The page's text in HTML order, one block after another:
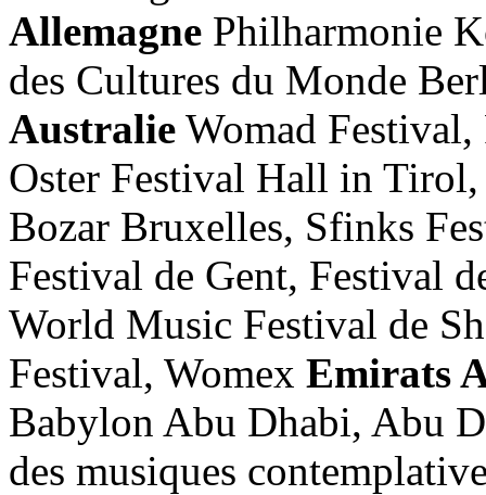
Allemagne Philharmonie
des Cultures du Monde
Australie Womad Festival,
Oster Festival Hall in
Bozar Bruxelles, Sfinks
Festival de Gent, Festival
World Music Festival de
Festival, Womex Emirats
Babylon Abu Dhabi, Abu
des musiques